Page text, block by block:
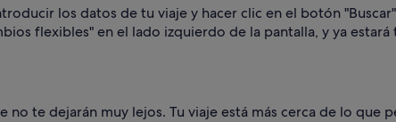
los datos de tu viaje y hacer clic en el botón
flexibles" en el lado izquierdo de la pantalla, y ya
no te dejarán muy lejos. Tu viaje está más cerca de lo que